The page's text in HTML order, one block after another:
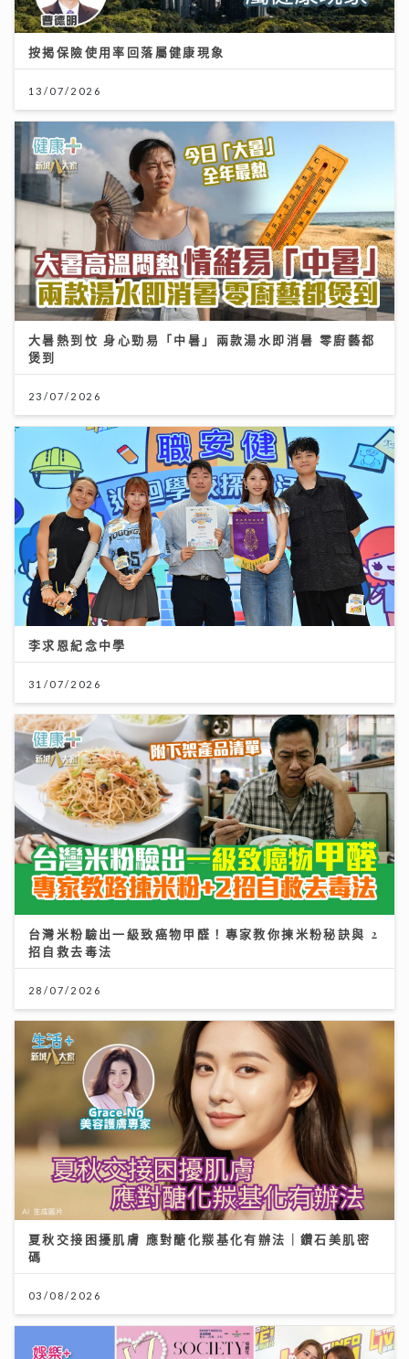
按揭保險使用率回落屬健康現象
13/07/2026
大暑熱到忟 身心勁易「中暑」兩款湯水即消暑 零廚藝都
煲到
23/07/2026
李求恩紀念中學
31/07/2026
台灣米粉驗出一級致癌物甲醛！專家教你揀米粉秘訣與 2
招自救去毒法
28/07/2026
夏秋交接困擾肌膚 應對醣化羰基化有辦法｜鑽石美肌密
碼
03/08/2026